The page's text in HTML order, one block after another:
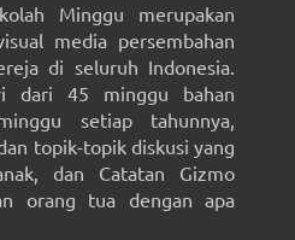
Minggu merupakan
media persembahan
di seluruh Indonesia.
dari 45 minggu bahan
setiap tahunnya,
topik-topik diskusi yang
dan Catatan Gizmo
orang tua dengan apa